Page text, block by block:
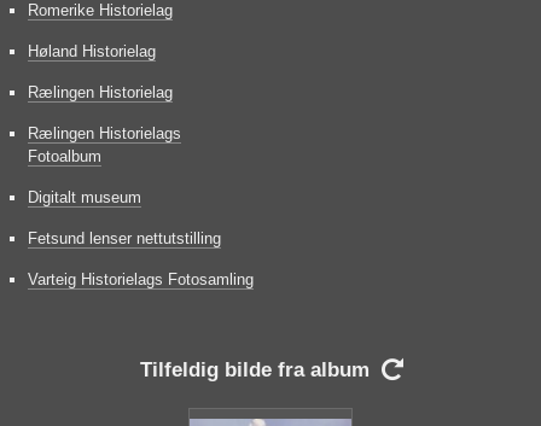
Romerike Historielag
Høland Historielag
Rælingen Historielag
Rælingen Historielags
Fotoalbum
Digitalt museum
Fetsund lenser nettutstilling
Varteig Historielags Fotosamling
Tilfeldig bilde fra album 